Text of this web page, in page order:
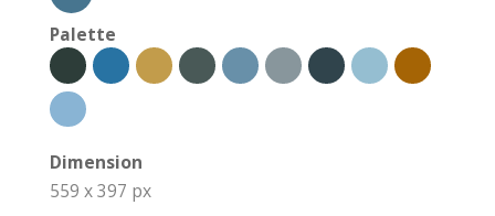
Palette
Dimension
559 x 397 px